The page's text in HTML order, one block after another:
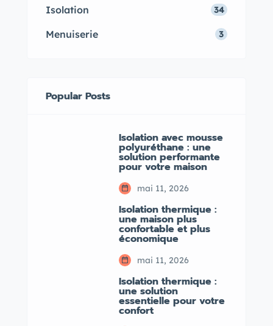
Isolation 34
Menuiserie 3
Popular Posts
Isolation avec mousse
polyuréthane : une
solution performante
pour votre maison
mai 11, 2026
Isolation thermique :
une maison plus
confortable et plus
économique
mai 11, 2026
Isolation thermique :
une solution
essentielle pour votre
confort